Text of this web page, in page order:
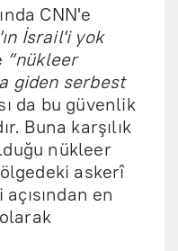
CNN'e
İsrail'i yok
“nükleer
giden serbest
da bu güvenlik
Buna karşılık
nükleer
askerî
en